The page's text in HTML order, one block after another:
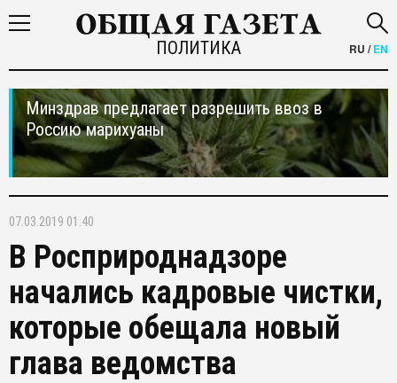
ПОЛИТИКА RU /EN
Минздрав предлагает разрешить ввоз в
Россию марихуаны
07.03.2019 01:40
В Росприроднадзоре
начались кадровые чистки,
которые обещала новый
глава ведомства